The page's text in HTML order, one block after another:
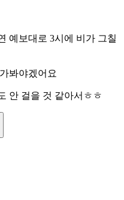
예보대로 3시에 비가 그칠
봐야겠어요
안 걸을 것 같아서ㅎㅎ